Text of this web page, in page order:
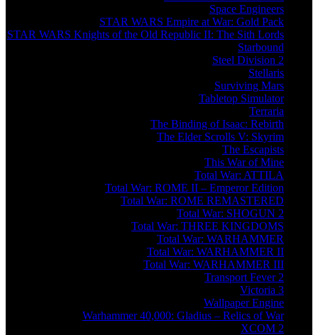
Space Engineers
STAR WARS Empire at War: Gold Pack
STAR WARS Knights of the Old Republic II: The Sith Lords
Starbound
Steel Division 2
Stellaris
Surviving Mars
Tabletop Simulator
Terraria
The Binding of Isaac: Rebirth
The Elder Scrolls V: Skyrim
The Escapists
This War of Mine
Total War: ATTILA
Total War: ROME II – Emperor Edition
Total War: ROME REMASTERED
Total War: SHOGUN 2
Total War: THREE KINGDOMS
Total War: WARHAMMER
Total War: WARHAMMER II
Total War: WARHAMMER III
Transport Fever 2
Victoria 3
Wallpaper Engine
Warhammer 40,000: Gladius – Relics of War
XCOM 2